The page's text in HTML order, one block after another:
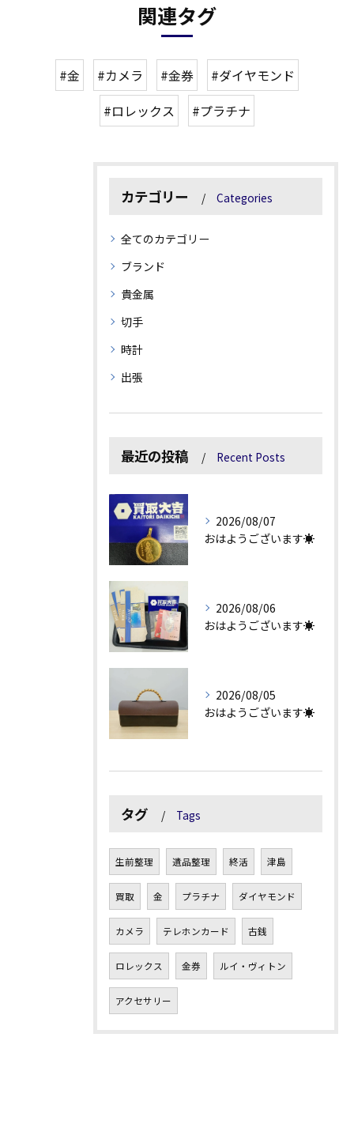
関連タグ
#金 #カメラ #金券
#ダイヤモンド
#ロレックス
#プラチナ
カテゴリー Categories
全てのカテゴリー
ブランド
貴金属
切手
時計
出張
最近の投稿 Recent Posts
2026/08/07
おはようございます☀
2026/08/06
おはようございます☀
2026/08/05
おはようございます☀
タグ Tags
生前整理 遺品整理 終活 津島
買取 金 プラチナ ダイヤモンド
カメラ テレホンカード 古銭
ロレックス 金券 ルイ・ヴィトン
アクセサリー